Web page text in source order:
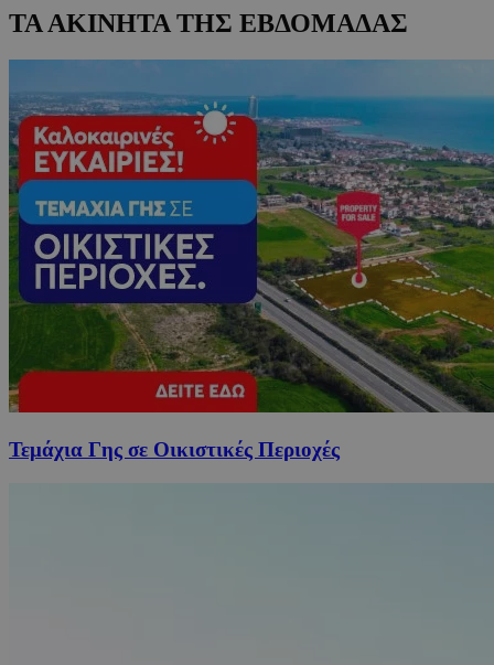
ΤΑ ΑΚΙΝΗΤΑ ΤΗΣ ΕΒΔΟΜΑΔΑΣ
Τεμάχια Γης σε Οικιστικές Περιοχές